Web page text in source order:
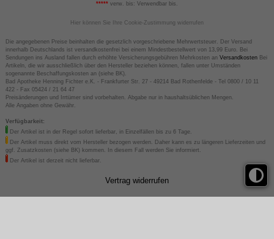
*****verw. bis: Verwendbar bis.
Hier können Sie Ihre Cookie-Zustimmung widerrufen
Die angegebenen Preise beinhalten die gesetzlich vorgeschriebene Mehrwertsteuer. Der Versand
innerhalb Deutschlands ist versandkostenfrei bei einem Mindestbestellwert von 13,99 Euro. Bei
Sendungen ins Ausland fallen durch erhöhte Versicherungsgebühren Mehrkosten an VersandkostenBei
Artikeln, die wir ausschließlich über den Hersteller beziehen können, fallen unter Umständen
sogenannte Beschaffungskosten an (siehe BK).
Bad Apotheke Henning Fichter e.K. - Frankfurter Str. 27 - 49214 Bad Rothenfelde - Tel 0800 / 10 11
422 - Fax 05424 / 21 64 47
Preisänderungen und Irrtümer sind vorbehalten. Abgabe nur in haushaltsüblichen Mengen.
Alle Angaben ohne Gewähr.
Verfügbarkeit:
Der Artikel ist in der Regel sofort lieferbar, in Einzelfällen bis zu 6 Tage.
Der Artikel muss direkt vom Hersteller bezogen werden. Daher kann es zu längeren Lieferzeiten und
ggf. Zusatzkosten (siehe BK) kommen. In diesem Fall werden Sie informiert.
Der Artikel ist derzeit nicht lieferbar.
Vertrag widerrufen